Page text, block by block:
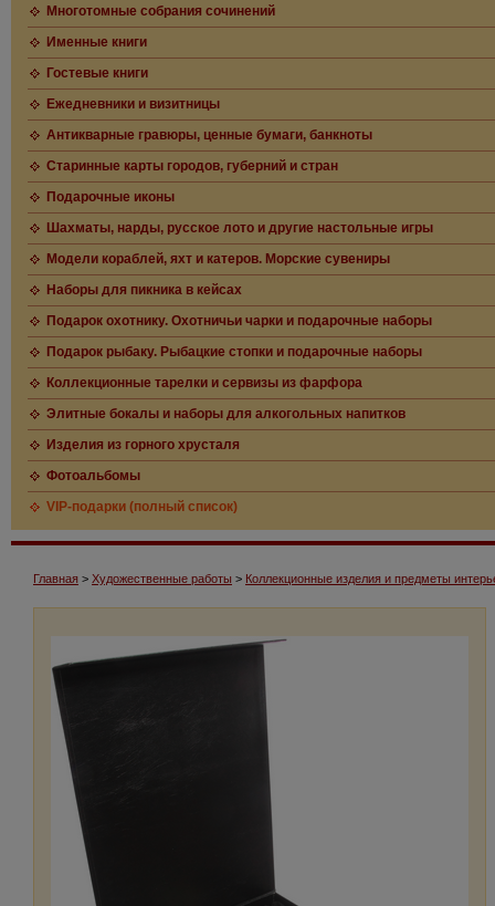
Многотомные собрания сочинений
Именные книги
Гостевые книги
Ежедневники и визитницы
Антикварные гравюры, ценные бумаги, банкноты
Старинные карты городов, губерний и стран
Подарочные иконы
Шахматы, нарды, русское лото и другие настольные игры
Модели кораблей, яхт и катеров. Морские сувениры
Наборы для пикника в кейсах
Подарок охотнику. Охотничьи чарки и подарочные наборы
Подарок рыбаку. Рыбацкие стопки и подарочные наборы
Коллекционные тарелки и сервизы из фарфора
Элитные бокалы и наборы для алкогольных напитков
Изделия из горного хрусталя
Фотоальбомы
VIP-подарки (полный список)
Главная > Художественные работы > Коллекционные изделия и предметы